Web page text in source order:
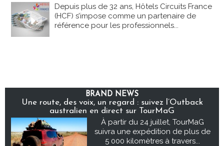
Depuis plus de 32 ans, Hôtels Circuits France
(HCF) s’impose comme un partenaire de
référence pour les professionnels...
BRAND NEWS
Une route, des voix, un regard : suivez l’Outback
australien en direct sur TourMaG
À partir du 24 juillet, TourMaG
suivra une expédition de plus de
5 000 kilomètres à travers...